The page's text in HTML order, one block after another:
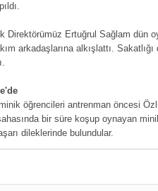
bebek!
bebek!
Direktörümüz Ertuğrul Sağlam dün
arkadaşlarına alkışlattı.
öğrencileri antrenman öncesi
bir süre koşup oynayan
dileklerinde bulundular.